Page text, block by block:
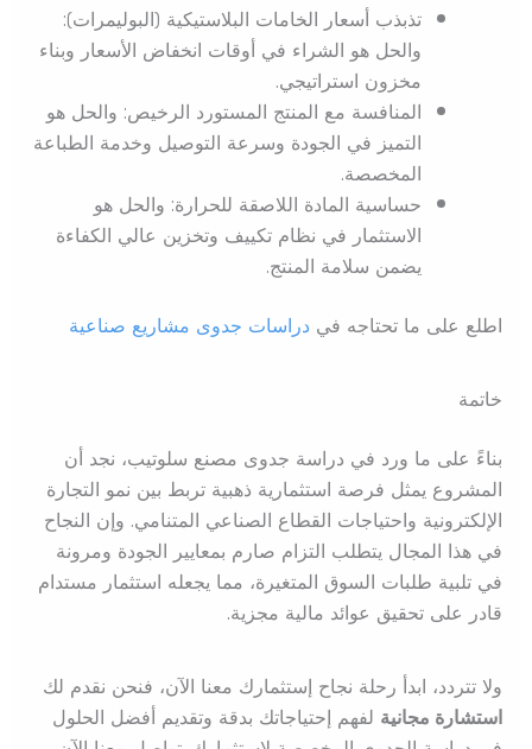
تذبذب أسعار الخامات البلاستيكية (البوليمرات):
والحل هو الشراء في أوقات انخفاض الأسعار وبناء
مخزون استراتيجي.
المنافسة مع المنتج المستورد الرخيص: والحل هو
التميز في الجودة وسرعة التوصيل وخدمة الطباعة
المخصصة.
حساسية المادة اللاصقة للحرارة: والحل هو
الاستثمار في نظام تكييف وتخزين عالي الكفاءة
يضمن سلامة المنتج.
اطلع على ما تحتاجه في دراسات جدوى مشاريع صناعية
خاتمة
بناءً على ما ورد في دراسة جدوى مصنع سلوتيب، نجد أن
المشروع يمثل فرصة استثمارية ذهبية تربط بين نمو التجارة
الإلكترونية واحتياجات القطاع الصناعي المتنامي. وإن النجاح
في هذا المجال يتطلب التزام صارم بمعايير الجودة ومرونة
في تلبية طلبات السوق المتغيرة، مما يجعله استثمار مستدام
قادر على تحقيق عوائد مالية مجزية.
ولا تتردد، ابدأ رحلة نجاح إستثمارك معنا الآن، فنحن نقدم لك
استشارة مجانيةلفهم إحتياجاتك بدقة وتقديم أفضل الحلول